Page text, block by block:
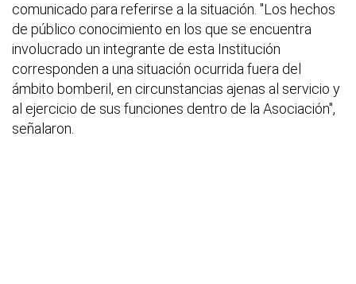
comunicado para referirse a la situación. "Los hechos
de público conocimiento en los que se encuentra
involucrado un integrante de esta Institución
corresponden a una situación ocurrida fuera del
ámbito bomberil, en circunstancias ajenas al servicio y
al ejercicio de sus funciones dentro de la Asociación",
señalaron.